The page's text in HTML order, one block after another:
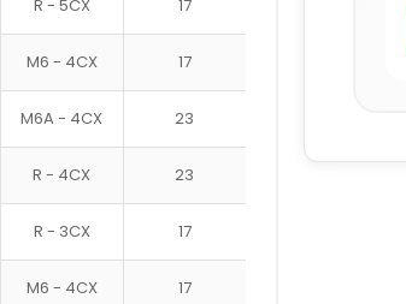
R - 5CX 17
M6 - 4CX 17
M6A - 4CX 23
R - 4CX 23
R - 3CX 17
M6 - 4CX 17